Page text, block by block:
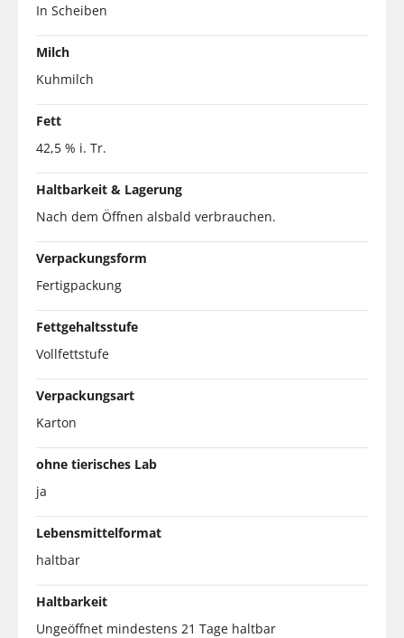
In Scheiben
Milch
Kuhmilch
Fett
42,5 % i. Tr.
Haltbarkeit & Lagerung
Nach dem Öffnen alsbald verbrauchen.
Verpackungsform
Fertigpackung
Fettgehaltsstufe
Vollfettstufe
Verpackungsart
Karton
ohne tierisches Lab
ja
Lebensmittelformat
haltbar
Haltbarkeit
Ungeöffnet mindestens 21 Tage haltbar